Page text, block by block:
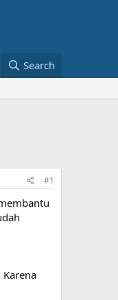
Search
#1